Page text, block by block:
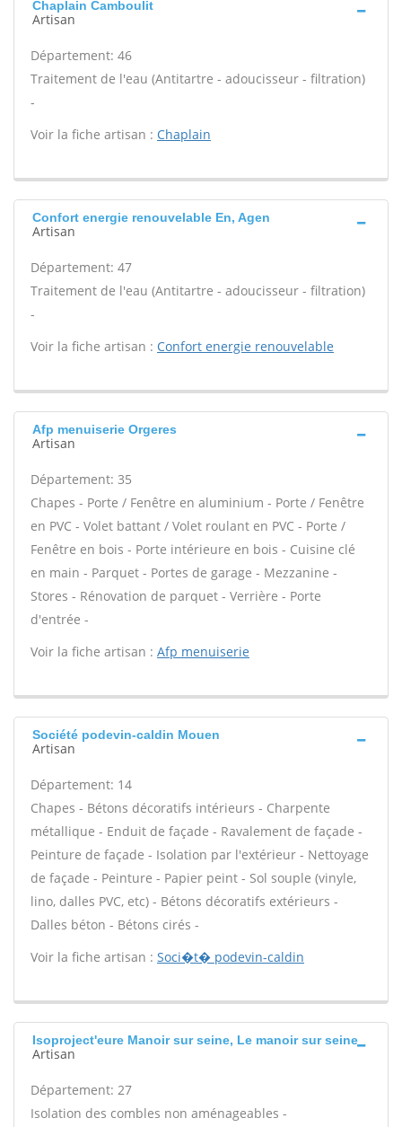
Chaplain Camboulit
Artisan
Département: 46
Traitement de l'eau (Antitartre - adoucisseur - filtration)
-
Voir la fiche artisan : Chaplain
Confort energie renouvelable En, Agen
Artisan
Département: 47
Traitement de l'eau (Antitartre - adoucisseur - filtration)
-
Voir la fiche artisan : Confort energie renouvelable
Afp menuiserie Orgeres
Artisan
Département: 35
Chapes - Porte / Fenêtre en aluminium - Porte / Fenêtre
en PVC - Volet battant / Volet roulant en PVC - Porte /
Fenêtre en bois - Porte intérieure en bois - Cuisine clé
en main - Parquet - Portes de garage - Mezzanine -
Stores - Rénovation de parquet - Verrière - Porte
d'entrée -
Voir la fiche artisan : Afp menuiserie
Société podevin-caldin Mouen
Artisan
Département: 14
Chapes - Bétons décoratifs intérieurs - Charpente
métallique - Enduit de façade - Ravalement de façade -
Peinture de façade - Isolation par l'extérieur - Nettoyage
de façade - Peinture - Papier peint - Sol souple (vinyle,
lino, dalles PVC, etc) - Bétons décoratifs extérieurs -
Dalles béton - Bétons cirés -
Voir la fiche artisan : Soci�t� podevin-caldin
Isoproject'eure Manoir sur seine, Le manoir sur seine
Artisan
Département: 27
Isolation des combles non aménageables -